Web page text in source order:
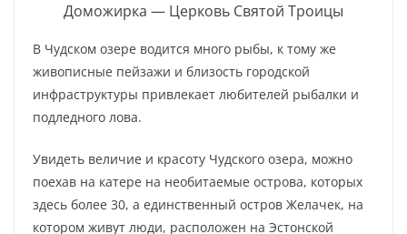
Доможирка — Церковь Святой Троицы
В Чудском озере водится много рыбы, к тому же
живописные пейзажи и близость городской
инфраструктуры привлекает любителей рыбалки и
подледного лова.
Увидеть величие и красоту Чудского озера, можно
поехав на катере на необитаемые острова, которых
здесь более 30, а единственный остров Желачек, на
котором живут люди, расположен на Эстонской